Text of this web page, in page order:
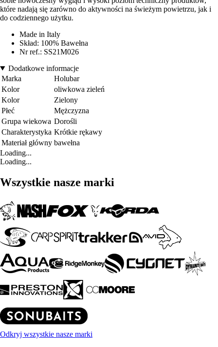
które nadają się zarówno do aktywności na świeżym powietrzu, jak i
do codziennego użytku.
Made in Italy
Skład: 100% Bawełna
Nr ref.: SS21M026
Dodatkowe informacje
Marka
Holubar
Kolor
oliwkowa zieleń
Kolor
Zielony
Płeć
Mężczyzna
Grupa wiekowa Dorośli
Charakterystyka Krótkie rękawy
Materiał główny bawełna
Loading...
Loading...
Wszystkie nasze marki
Odkryj wszystkie nasze marki